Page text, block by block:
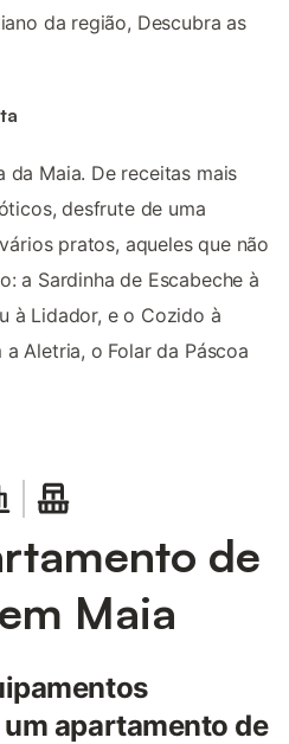
da região, Descubra as
da Maia. De receitas mais
desfrute de uma
pratos, aqueles que não
a Sardinha de Escabeche à
à Lidador, e o Cozido à
Aletria, o Folar da Páscoa
de
Maia
apartamento de